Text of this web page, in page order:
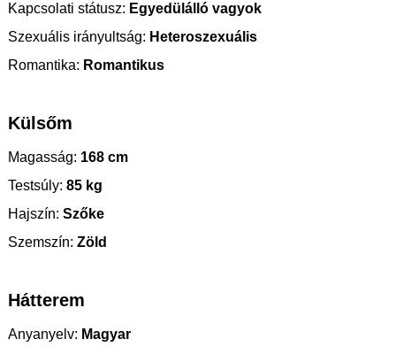
Kapcsolati státusz: Egyedülálló vagyok
Szexuális irányultság: Heteroszexuális
Romantika: Romantikus
Külsőm
Magasság: 168 cm
Testsúly: 85 kg
Hajszín: Szőke
Szemszín: Zöld
Hátterem
Anyanyelv: Magyar